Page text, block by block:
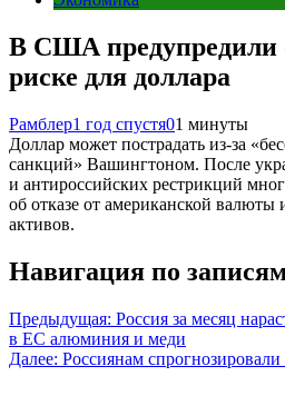
В США предупредили
риске для доллара
Рамблер1 год спустя01 минуты
Доллар может пострадать из-за
санкций» Вашингтоном. После
и антироссийских рестрикций
об отказе от американской
активов.
Навигация по
Предыдущая: Россия за месяц
в ЕС алюминия и меди
Далее: Россиянам